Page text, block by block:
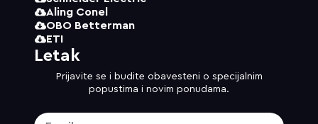
Aling Conel
OBO Betterman
ETI
Letak
Prijavite se i budite obavesteni o specijalnim
popustima i novim ponudama.